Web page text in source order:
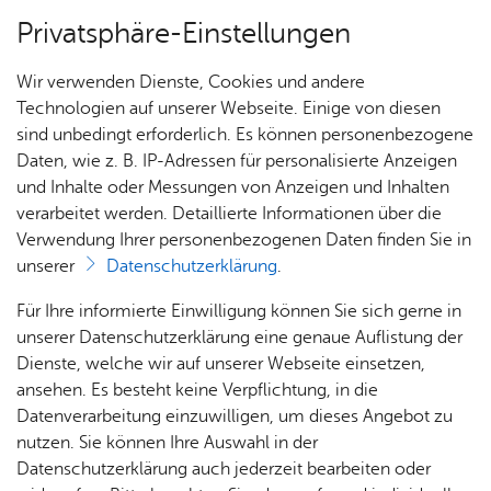
Über­sicht Bür­ger & Stadt
Rat­
haus &
Bür­
ger­
ser­vice
Rat­
häu­ser
Nach­
rich­
ten,
Vi­de­os
& Bil­
der
Me­di­
Jobs
Stel­
len­an­
ge­bo­te
Aus­bil­
dung &
Stu­di­
Bauen
& Um­
welt
Geo­
da­ten
Ge­
sund­
heit &
kum
For­mu­la­re
Vor­le­sen
An­trag auf einen Zu­schuss
für eine Se­nio­ren­aus­fahrt
Antrag auf einen Zuschuss für eine Seniorenausfahrt
Privatsphäre-Einstellungen
Wir verwenden Dienste, Cookies und andere
Technologien auf unserer Webseite. Einige von diesen
sind unbedingt erforderlich. Es können personenbezogene
Daten, wie z. B. IP-Adressen für personalisierte Anzeigen
und Inhalte oder Messungen von Anzeigen und Inhalten
verarbeitet werden. Detaillierte Informationen über die
Verwendung Ihrer personenbezogenen Daten finden Sie in
unserer
Datenschutzerklärung.
Für Ihre informierte Einwilligung können Sie sich gerne in
unserer Datenschutzerklärung eine genaue Auflistung der
Dienste, welche wir auf unserer Webseite einsetzen,
ansehen. Es besteht keine Verpflichtung, in die
Datenverarbeitung einzuwilligen, um dieses Angebot zu
nutzen. Sie können Ihre Auswahl in der
Datenschutzerklärung auch jederzeit bearbeiten oder